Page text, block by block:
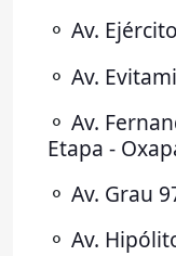
⚬ Av. Ejército
⚬ Av.
⚬ Av.
Etapa -
⚬ Av. Grau
⚬ Av.